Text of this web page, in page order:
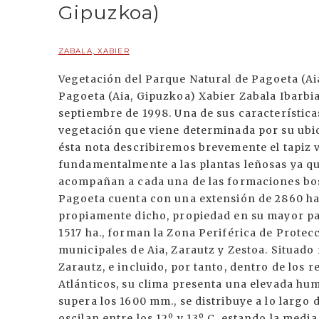
Gipuzkoa)
ZABALA, XABIER
Vegetación del Parque Natural de Pagoeta (Aia, Gipuzkoa) Vegetación del Parque Natural de Pagoeta (Aia, Gipuzkoa) Xabier Zabala Ibarbia Pagoeta fue declarado Parque Natural en septiembre de 1998. Una de sus características sobresaliente es la riqueza y diversidad de su vegetación que viene determinada por su ubicación geográfica y sus condiciones climáticas. En ésta nota describiremos brevemente el tapiz vegetal que recubre el Parque, haciendo referencia fundamentalmente a las plantas leñosas ya que la sola mención de las plantas herbáceas que acompañan a cada una de las formaciones boscosas la alargaría en exceso. El Parque Natural de Pagoeta cuenta con una extensión de 2860 ha. de las que 1343 ha. forman el Parque Natural propiamente dicho, propiedad en su mayor parte de la Diputación Foral de Gipuzkoa, y el resto, 1517 ha., forman la Zona Periférica de Protección. Este territorio ocupa terrenos de los términos municipales de Aia, Zarautz y Zestoa. Situado frente al mar Cantábrico, a tan solo 4 ó 5 Km. de Zarautz, e incluido, por tanto, dentro de los relieves prelitorales de la Comarca de Valles Atlánticos, su clima presenta una elevada humedad y temperaturas suaves. La pluviosidad, que supera los 1600 mm., se distribuye a lo largo de todo el año y las temperaturas medias anuales oscilan entre los 12º y 13º C, estando la media de las máximas entre 16º 18º C y la de las mínimas próxima a los 8ºC. La combinación de estas dos variables, precipitación abundante y temperaturas suaves con influencia marina, hace que el periodo vegetativo de las plantas dure en Pagoeta los doce meses del año, sin paradas ni por sequía estival ni por los fríos del invierno. La cota máxima del Parque se sitúa a 714 m. y la mínima a 7 m. sobre el nivel del mar. Geológicamente se caracteriza por la abundancia de rocas calcáreas que dan lugar, por acción de las abundantes precipitaciones, a suelos acidificados. La mayor parte de estos suelos se incluyen en la Clase VII del " Mapa de ClasesAgrológicas de Gipuzkoa", esto es, suelos sujetos a limitaciones permanentes y severas debido a las elevadas pendientes, por lo que el uso recomendado es el forestal. La vegetación del Parque Natural de Pagoeta está constituida fundamentalmente por elementos eurosiberianos y circumboreales. Las actuaciones humanas han modificado profundamente la vegetación original del Parque, esto es la vegetación potencial, que en un principio estaría cubierto de bosques de frondosas. Robledales, mas bien bosques mixtos atlánticos, de Quercus robur en cotas inferiores a los 450 m., alisedas cantábricas en las orillas de los cursos de agua y en las zonas con humedad permanente y hayedos en las zonas mas altas. El tapiz vegetal actual está constituido por distintos tipos de vegetación cuyas superficies en hectáreas resumimos en el siguiente cuadro: Parque Zona P. de Total Natural Protección Bosques 620 279 917 naturales Plantaciones 175 488 663 arbóreas Matorrales 351 220 571 Prados y 200 511 711 cultivos Otros 0 1 1 TOTAL 1346 1517 2860 ROBLEDALES Se desarrollan sobre todo en el piso colino, hasta los 450 m. de altitud aproximadamente, sobre suelos ligeramente ácidos y sobre todo sobre el flysch. En las umbrías de la vertiente norte, con el roble pedunculado (Q. robur) se mezclan otros arboles tales como: fresnos (Fraxinus excelsior), arces (Acer campestre o A. pseudoplatanus), avellanos (Corylus avellana), acebos (Ilex aquifolium), tilos (Tilia platyphilos), olmos (Ulmus glabra), etc. Presentan estratos arbustivos y herbáceos bien desarrollados, con abundancia de plantas herbáceas, helechos, plantas trepadoras, arbustos, etc. Los robledales que hoy encontramos en Pagoeta, aunque algunos de ellos maduros y bien conservados, son un simple residuo de los que antiguamente cubrían gran parte de su superficie. Las mejores masas y ejemplares de roble se encuentran hoy en las proximidades delos caseríos Orbelaun e Iturraran y en las vaguadas de Altzola, que dan a la regata de Altzolaras. En los últimos años el roble es la especie mas utilizada en las nuevas repoblaciones que se vienen efectuando en terrenos antaño ocupados por el pino insignis. HAYEDOS Su óptimo se encuentra a partir de los 400 m., por encima de la zona de los robledales, aunque en enclaves frescos y sombríos por influencia de las nieblas los hayedos descienden en altitud. Hoy se encuentran hayas en el entorno de la Ferrería de Agorregi, aunque no podemos asegurar que sean espontáneas. La densa sombra del hayedo hace que su sotobosque sea florísticamente pobre. No obstante en sus claros y márgenes se pueden encontrar numerosas plantas herbáceas y arbustos. Entre éstos últimos podemos encontrar frecuentemente: el majuelo (Crataegus monogyna), el brezo (Erica lusitanica), el endrino (Prunus spinosa), el acebo (Ilex aquifolium), el tejo (Taxus bacata), y